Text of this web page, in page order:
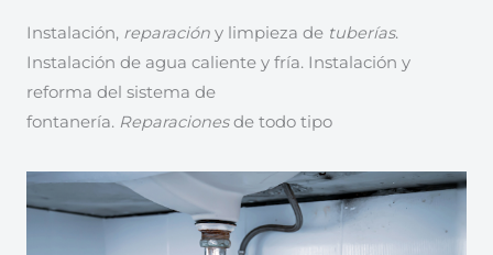
Instalación, reparación y limpieza de tuberías.
Instalación de agua caliente y fría. Instalación y
reforma del sistema de
fontanería. Reparacionesde todo tipo